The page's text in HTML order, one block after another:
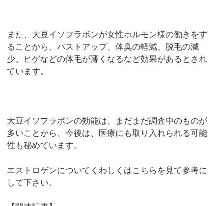
また、大豆イソフラボンが女性ホルモン様の働きをす
ることから、バストアップ、体臭の軽減、脱毛の減
少、ヒゲなどの体毛が薄くなるなど効果があるとされ
ています。
大豆イソフラボンの効能は、まだまだ調査中のものが
多いことから、今後は、医療にも取り入れられる可能
性も秘めています。
エストロゲンについてくわしくはこちらを見て参考に
して下さい。